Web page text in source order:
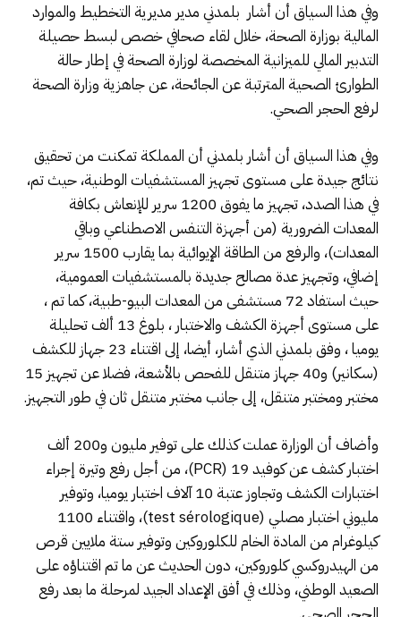
وفي هذا السياق أن أشار بلمدني مدير مديرية التخطيط والموارد
المالية بوزارة الصحة، خلال لقاء صحافي خصص لبسط حصيلة
التدبير المالي للميزانية المخصصة لوزارة الصحة في إطار حالة
الطوارئ الصحية المترتبة عن الجائحة، عن جاهزية وزارة الصحة
لرفع الحجر الصحي.
وفي هذا السياق أن أشار بلمدني أن المملكة تمكنت من تحقيق
نتائج جيدة على مستوى تجهيز المستشفيات الوطنية، حيث تم،
في هذا الصدد، تجهيز ما يفوق 1200 سرير للإنعاش بكافة
المعدات الضرورية (من أجهزة التنفس الاصطناعي وباقي
المعدات)، والرفع من الطاقة الإيوائية بما يقارب 1500 سرير
إضافي، وتجهيز عدة مصالح جديدة بالمستشفيات العمومية،
حيث استفاد 72 مستشفى من المعدات البيو-طبية، كما تم ،
على مستوى أجهزة الكشف والاختبار ، بلوغ 13 ألف تحليلة
يوميا ، وفق بلمدني الذي أشار، أيضا، إلى اقتناء 23 جهاز للكشف
(سكانير) و40 جهاز متنقل للفحص بالأشعة، فضلا عن تجهيز 15
مختبر ومختبر متنقل، إلى جانب مختبر متنقل ثان في طور التجهيز.
وأضاف أن الوزارة عملت كذلك على توفير مليون و200 ألف
اختبار كشف عن كوفيد 19 (PCR)، من أجل رفع وتيرة إجراء
اختبارات الكشف وتجاوز عتبة 10 آلاف اختبار يوميا، وتوفير
مليوني اختبار مصلي (test sérologique)، واقتناء 1100
كيلوغرام من المادة الخام للكلوروكين وتوفير ستة ملايين قرص
من الهيدروكسي كلوروكين، دون الحديث عن ما تم اقتناؤه على
الصعيد الوطني، وذلك في أفق الإعداد الجيد لمرحلة ما بعد رفع